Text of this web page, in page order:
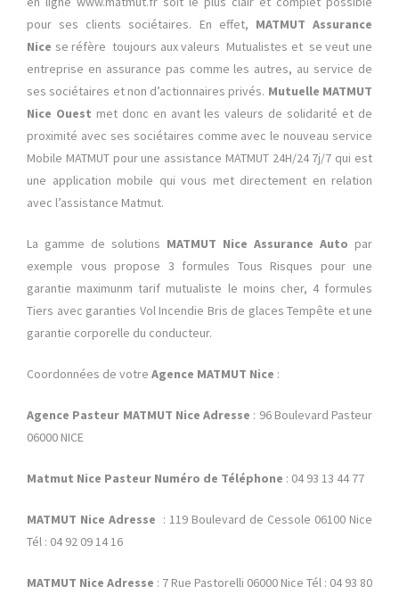
pour ses clients sociétaires. En effet, MATMUT Assurance
Nice se réfère toujours aux valeurs Mutualistes et se veut une
entreprise en assurance pas comme les autres, au service de
ses sociétaires et non d’actionnaires privés. Mutuelle MATMUT
Nice Ouest met donc en avant les valeurs de solidarité et de
proximité avec ses sociétaires comme avec le nouveau service
Mobile MATMUT pour une assistance MATMUT 24H/24 7j/7 qui est
une application mobile qui vous met directement en relation
avec l’assistance Matmut.
La gamme de solutions MATMUT Nice Assurance Auto par
exemple vous propose 3 formules Tous Risques pour une
garantie maximunm tarif mutualiste le moins cher, 4 formules
Tiers avec garanties Vol Incendie Bris de glaces Tempête et une
garantie corporelle du conducteur.
Coordonnées de votre Agence MATMUT Nice :
Agence Pasteur MATMUT Nice Adresse : 96 Boulevard Pasteur
06000 NICE
Matmut Nice Pasteur Numéro de Téléphone : 04 93 13 44 77
MATMUT Nice Adresse : 119 Boulevard de Cessole 06100 Nice
Tél : 04 92 09 14 16
MATMUT Nice Adresse : 7 Rue Pastorelli 06000 Nice Tél : 04 93 80